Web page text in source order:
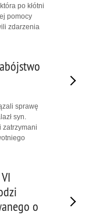
po kłótni
pomocy
zdarzenia
sprawę
syn.
zatrzymani
o